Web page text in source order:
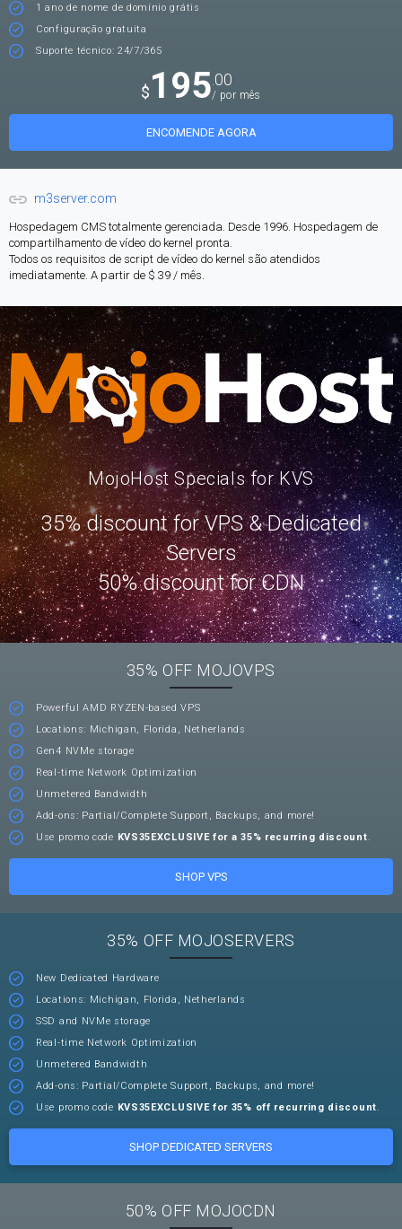
1 ano de nome de domínio grátis
Configuração gratuita
Suporte técnico: 24/7/365
$195.00
/ por mês
ENCOMENDE AGORA
m3server.com
Hospedagem CMS totalmente gerenciada. Desde 1996. Hospedagem de
compartilhamento de vídeo do kernel pronta.
Todos os requisitos de script de vídeo do kernel são atendidos
imediatamente. A partir de $ 39 / mês.
MojoHost Specials for KVS
35% discount for VPS & Dedicated
Servers
50% discount for CDN
35% OFF MOJOVPS
Powerful AMD RYZEN-based VPS
Locations: Michigan, Florida, Netherlands
Gen4 NVMe storage
Real-time Network Optimization
Unmetered Bandwidth
Add-ons: Partial/Complete Support, Backups, and more!
Use promo code KVS35EXCLUSIVE for a 35% recurring discount.
SHOP VPS
35% OFF MOJOSERVERS
New Dedicated Hardware
Locations: Michigan, Florida, Netherlands
SSD and NVMe storage
Real-time Network Optimization
Unmetered Bandwidth
Add-ons: Partial/Complete Support, Backups, and more!
Use promo code KVS35EXCLUSIVE for 35% off recurring discount.
SHOP DEDICATED SERVERS
50% OFF MOJOCDN